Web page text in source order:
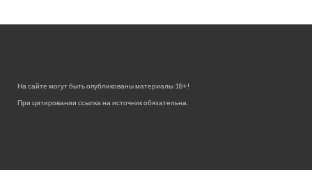
На сайте могут быть опубликованы материалы 18+!
При цитировании ссылка на источник обязательна.